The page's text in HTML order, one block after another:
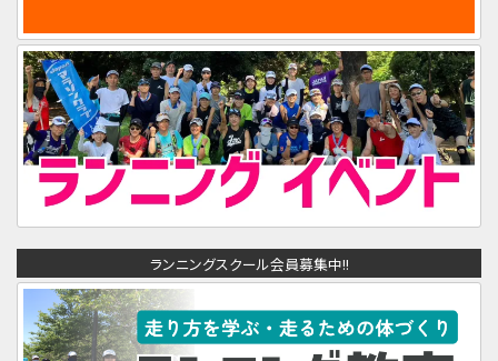
ランニングスクール会員募集中!!